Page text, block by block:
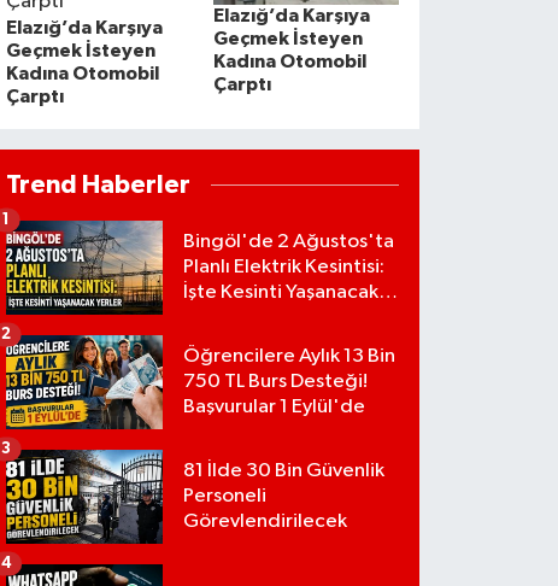
Elazığ’da Karşıya
Geçmek İsteyen
Kadına Otomobil
Çarptı
Elazığ’da Karşıya
Geçmek İsteyen
Kadına Otomobil
Çarptı
Trend Haberler
Bingöl'de 2 Ağustos'ta
Planlı Elektrik Kesintisi:
İşte Kesinti Yaşanacak
1
Öğrencilere Aylık 13 Bin
750 TL Burs Desteği!
Başvurular 1 Eylül'de
2
81 İlde 30 Bin Güvenlik
Personeli
Görevlendirilecek
3
4